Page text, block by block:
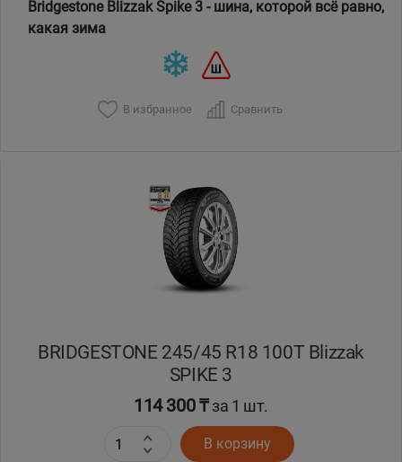
Bridgestone Blizzak Spike 3 - шина, которой всё равно,
какая зима
В избранное Сравнить
BRIDGESTONE 245/45 R18 100T Blizzak
SPIKE 3
114 300 ₸за 1 шт.
В корзину